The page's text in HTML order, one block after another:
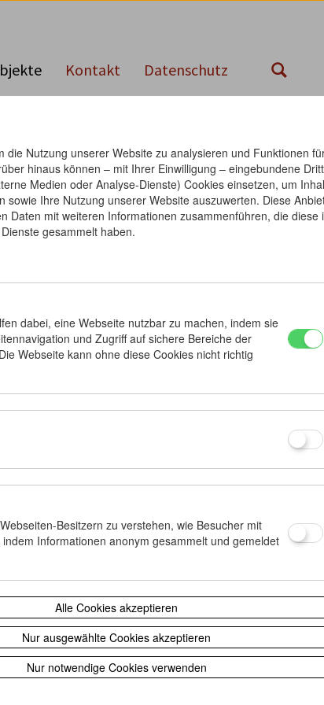
Kontakt Datenschutz
Angeles Times, 14.1.2013
Globes 2013,
Language
die Nutzung unserer Website zu analysieren und Funktionen
hinaus können – mit Ihrer Einwilligung – eingebundene
Medien oder Analyse-Dienste) Cookies einsetzen, um
sowie Ihre Nutzung unserer Website auszuwerten. Diese
Daten mit weiteren Informationen zusammenführen, die diese
gesammelt haben.
dabei, eine Webseite nutzbar zu machen, indem sie
und Zugriff auf sichere Bereiche der
Webseite kann ohne diese Cookies nicht richtig
Besitzern zu verstehen, wie Besucher mit
Informationen anonym gesammelt und gemeldet
Alle Cookies akzeptieren
Nur ausgewählte Cookies akzeptieren
Nur notwendige Cookies verwenden